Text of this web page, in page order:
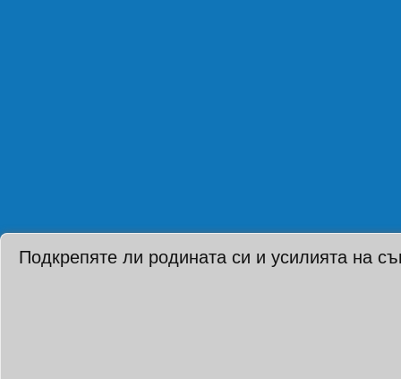
Подкрепяте ли родината си и усилията на